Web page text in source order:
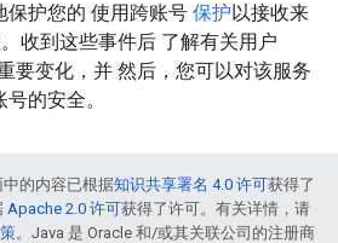
保护您的 使用跨账号 保护以接收来
收到这些事件后 了解有关用户
要变化，并 然后，您可以对该服务
的安全。
的内容已根据知识共享署名 4.0 许可获得了
Apache 2.0 许可获得了许可。有关详情，请
。Java 是 Oracle 和/或其关联公司的注册商